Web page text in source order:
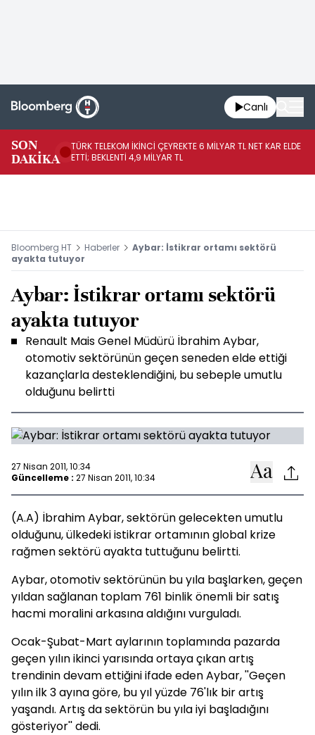
Canlı
SON
DAKİKA
TÜRK TELEKOM İKİNCİ ÇEYREKTE 6 MİLYAR TL NET KAR ELDE
ETTİ; BEKLENTİ 4,9 MİLYAR TL
Bloomberg HT Haberler
Aybar: İstikrar ortamı sektörü
ayakta tutuyor
Aybar: İstikrar ortamı sektörü
ayakta tutuyor
Renault Mais Genel Müdürü İbrahim Aybar,
otomotiv sektörünün geçen seneden elde ettiği
kazançlarla desteklendiğini, bu sebeple umutlu
olduğunu belirtti
27 Nisan 2011, 10:34
Güncelleme : 27 Nisan 2011, 10:34
(A.A) İbrahim Aybar, sektörün gelecekten umutlu
olduğunu, ülkedeki istikrar ortamının global krize
rağmen sektörü ayakta tuttuğunu belirtti.
Aybar, otomotiv sektörünün bu yıla başlarken, geçen
yıldan sağlanan toplam 761 binlik önemli bir satış
hacmi moralini arkasına aldığını vurguladı.
Ocak-Şubat-Mart aylarının toplamında pazarda
geçen yılın ikinci yarısında ortaya çıkan artış
trendinin devam ettiğini ifade eden Aybar, ''Geçen
yılın ilk 3 ayına göre, bu yıl yüzde 76'lık bir artış
yaşandı. Artış da sektörün bu yıla iyi başladığını
gösteriyor'' dedi.